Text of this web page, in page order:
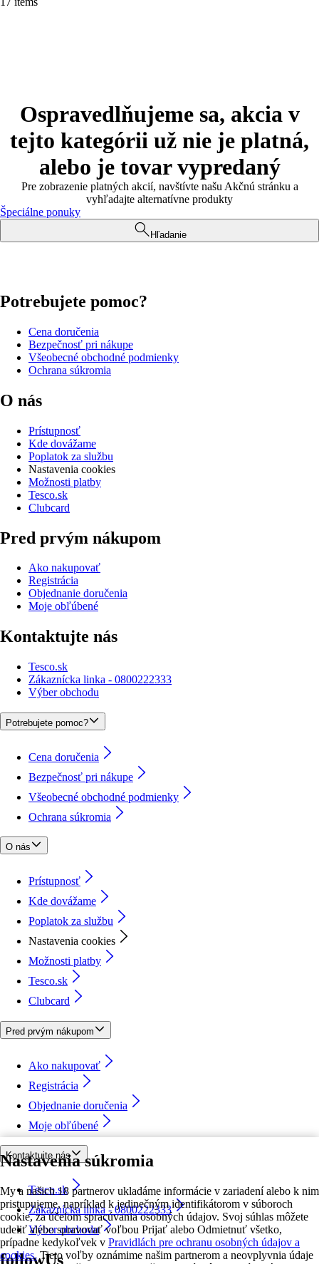
Nastavenia súkromia
My a našich 18 partnerov ukladáme informácie v zariadení alebo k nim
pristupujeme, napríklad k jedinečným identifikátorom v súboroch
cookie, za účelom spracúvania osobných údajov. Svoj súhlas môžete
udeliť alebo spravovať voľbou Prijať alebo Odmietnuť všetko,
prípadne kedykoľvek v Pravidlách pre ochranu osobných údajov a
cookies. Tieto voľby oznámime našim partnerom a neovplyvnia údaje
Ospravedlňujeme sa, akcia v
tejto kategórii už nie je platná,
alebo je tovar vypredaný
Pre zobrazenie platných akcií, navštívte našu Akčnú stránku a
vyhľadajte alternatívne produkty
Špeciálne ponuky
Hľadanie
Potrebujete pomoc?
Cena doručenia
Bezpečnosť pri nákupe
Všeobecné obchodné podmienky
Ochrana súkromia
O nás
Prístupnosť
Kde dovážame
Poplatok za službu
Nastavenia cookies
Možnosti platby
Tesco.sk
Clubcard
Pred prvým nákupom
Ako nakupovať
Registrácia
Objednanie doručenia
Moje obľúbené
Kontaktujte nás
Tesco.sk
Zákaznícka linka - 0800222333
Výber obchodu
Potrebujete pomoc?
Cena doručenia
Bezpečnosť pri nákupe
Všeobecné obchodné podmienky
Ochrana súkromia
O nás
Prístupnosť
Kde dovážame
Poplatok za službu
Nastavenia cookies
Možnosti platby
Tesco.sk
Clubcard
Pred prvým nákupom
Ako nakupovať
Registrácia
Objednanie doručenia
Moje obľúbené
Kontaktujte nás
Tesco.sk
Zákaznícka linka - 0800222333
Výber obchodu
followUs